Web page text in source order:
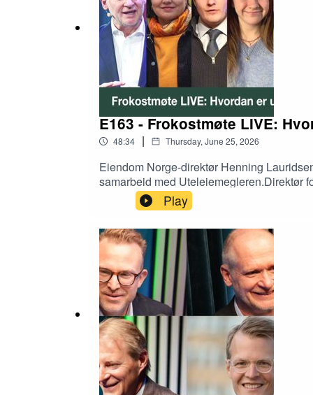
E163 - Frokostmøte LIVE:
48:34 | Thursday, June 25, 2026
Eiendom Norge-direktør Henning
samarbeid med Uteleiemegleren.Direktør
Leieboerforeningen forteller om funn fra
leieprisene i Norge?Leder Lars Mikael
og konferansier sjef for kommunikasjon og
Play